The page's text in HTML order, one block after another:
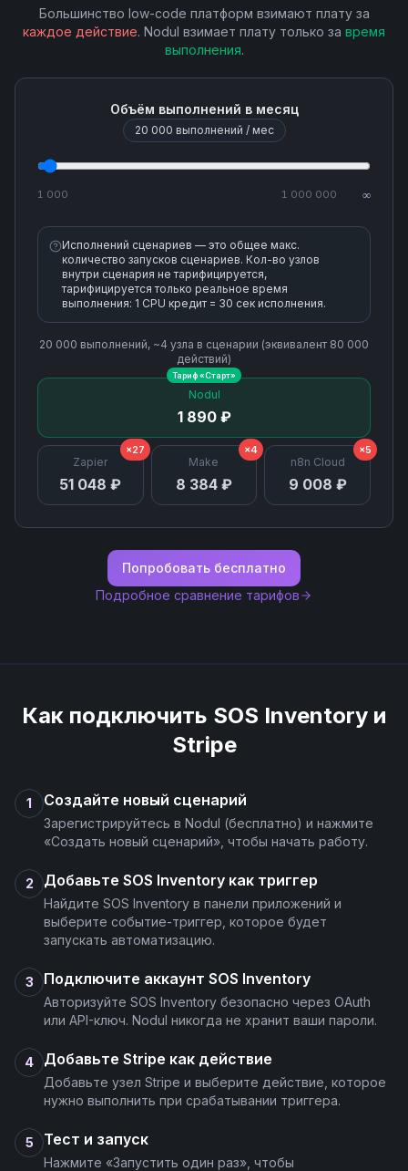
Retrieve Invoice Line Item
Retrieve Payout
Send Invoice
Update Customer
Update Invoice Line Item
Update Payment Intent
Void Invoice
Большинство low-code платформ взимают плату за
каждое действие. Nodul взимает плату только за время
выполнения.
Объём выполнений в месяц
20 000 выполнений / мес
1 000 1 000 000 ∞
Исполнений сценариев — это общее макс.
количество запусков сценариев. Кол-во узлов
внутри сценария не тарифицируется,
тарифицируется только реальное время
выполнения: 1 CPU кредит = 30 сек исполнения.
20 000 выполнений, ~4 узла в сценарии (эквивалент 80 000
действий)
Nodul
1 890 ₽
Тариф «Старт»
Zapier
51 048 ₽
×27
Make
8 384 ₽
×4
n8n Cloud
9 008 ₽
×5
Попробовать бесплатно
Подробное сравнение тарифов
Как подключить SOS Inventory и
Stripe
1 Создайте новый сценарий
Зарегистрируйтесь в Nodul (бесплатно) и нажмите
«Создать новый сценарий», чтобы начать работу.
2 Добавьте SOS Inventory как триггер
Найдите SOS Inventory в панели приложений и
выберите событие-триггер, которое будет
запускать автоматизацию.
3 Подключите аккаунт SOS Inventory
Авторизуйте SOS Inventory безопасно через OAuth
или API-ключ. Nodul никогда не хранит ваши пароли.
4 Добавьте Stripe как действие
Добавьте узел Stripe и выберите действие, которое
нужно выполнить при срабатывании триггера.
5 Тест и запуск
Нажмите «Запустить один раз», чтобы